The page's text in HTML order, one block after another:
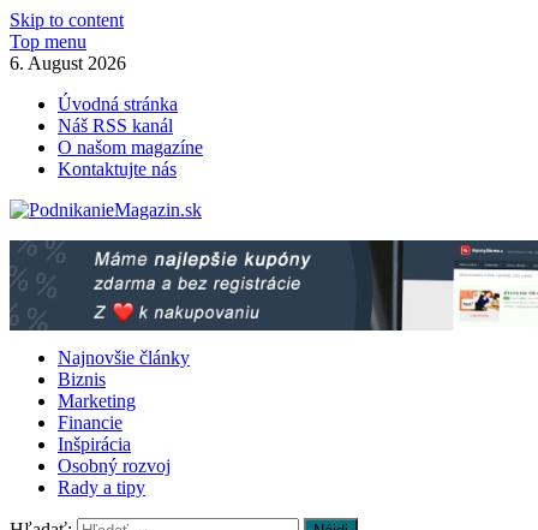
Skip to content
Top menu
6. August 2026
Úvodná stránka
Náš RSS kanál
O našom magazíne
Kontaktujte nás
PodnikanieMagazin.sk
Podnikanie magazín – praktické rady pre Váš biznis!
Najnovšie články
Biznis
Marketing
Financie
Inšpirácia
Osobný rozvoj
Rady a tipy